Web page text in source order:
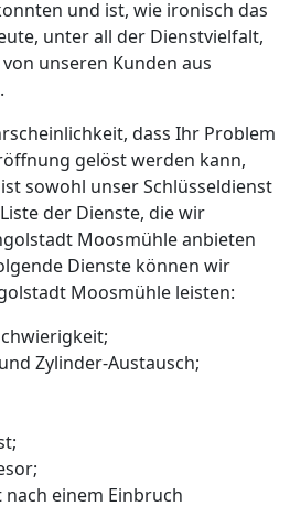
und ist, wie ironisch das
unter all der Dienstvielfalt,
unseren Kunden aus
dass Ihr Problem
gelöst werden kann,
sowohl unser Schlüsseldienst
der Dienste, die wir
Moosmühle anbieten
Dienste können wir
Moosmühle leisten:
Zylinder-Austausch;
einem Einbruch